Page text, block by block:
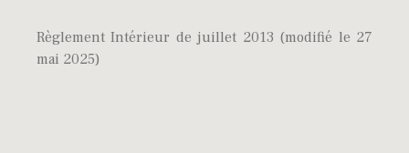
Règlement Intérieur de juillet 2013 (modifié le 27
mai 2025)